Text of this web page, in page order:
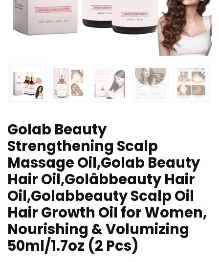
Golab Beauty
Strengthening Scalp
Massage Oil,Golab Beauty
Hair Oil,Golâbbeauty Hair
Oil,Golabbeauty Scalp Oil
Hair Growth Oil for Women,
Nourishing & Volumizing
50ml/1.7oz (2 Pcs)